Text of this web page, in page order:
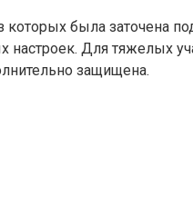
была заточена
настроек. Для тяжелых
защищена.